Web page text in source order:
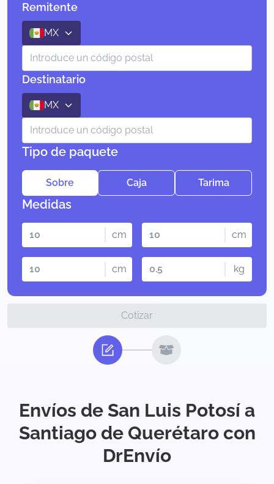
Remitente
MX
Destinatario
MX
Tipo de paquete
Sobre Caja Tarima
Medidas
cm cm
cm kg
Cotizar
Envíos de San Luis Potosí a
Santiago de Querétaro con
DrEnvío